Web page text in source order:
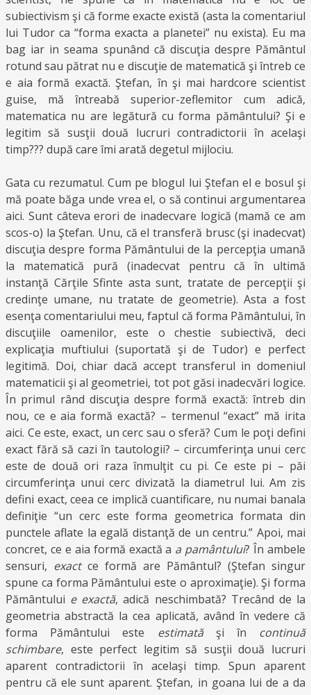
subiectivism şi că forme exacte există (asta la comentariul
lui Tudor ca “forma exacta a planetei” nu exista). Eu ma
bag iar in seama spunând că discuţia despre Pământul
rotund sau pătrat nu e discuţie de matematică şi întreb ce
e aia formă exactă. Ştefan, în şi mai hardcore scientist
guise, mă întreabă superior-zeflemitor cum adică,
matematica nu are legătură cu forma pământului? Şi e
legitim să susţii două lucruri contradictorii în acelaşi
timp??? după care îmi arată degetul mijlociu.
Gata cu rezumatul. Cum pe blogul lui Ştefan el e bosul şi
mă poate băga unde vrea el, o să continui argumentarea
aici. Sunt câteva erori de inadecvare logică (mamă ce am
scos-o) la Ştefan. Unu, că el transferă brusc (şi inadecvat)
discuţia despre forma Pământului de la percepţia umană
la matematică pură (inadecvat pentru că în ultimă
instanţă Cărţile Sfinte asta sunt, tratate de percepţii şi
credinţe umane, nu tratate de geometrie). Asta a fost
esenţa comentariului meu, faptul că forma Pământului, în
discuţiile oamenilor, este o chestie subiectivă, deci
explicaţia muftiului (suportată şi de Tudor) e perfect
legitimă. Doi, chiar dacă accept transferul in domeniul
matematicii şi al geometriei, tot pot găsi inadecvări logice.
În primul rând discuţia despre formă exactă: întreb din
nou, ce e aia formă exactă? – termenul “exact” mă irita
aici. Ce este, exact, un cerc sau o sferă? Cum le poţi defini
exact fără să cazi în tautologii? – circumferinţa unui cerc
este de două ori raza înmulţit cu pi. Ce este pi – păi
circumferinţa unui cerc divizată la diametrul lui. Am zis
defini exact, ceea ce implică cuantificare, nu numai banala
definiţie “un cerc este forma geometrica formata din
punctele aflate la egală distanţă de un centru.” Apoi, mai
concret, ce e aia formă exactă a a pamântului? În ambele
sensuri, exact ce formă are Pământul? (Ştefan singur
spune ca forma Pământului este o aproximaţie). Şi forma
Pământului e exactă, adică neschimbată? Trecând de la
geometria abstractă la cea aplicată, având în vedere că
forma Pământului este estimată şi în continuă
schimbare, este perfect legitim să susţii două lucruri
aparent contradictorii în acelaşi timp. Spun aparent
pentru că ele sunt aparent. Ştefan, in goana lui de a da